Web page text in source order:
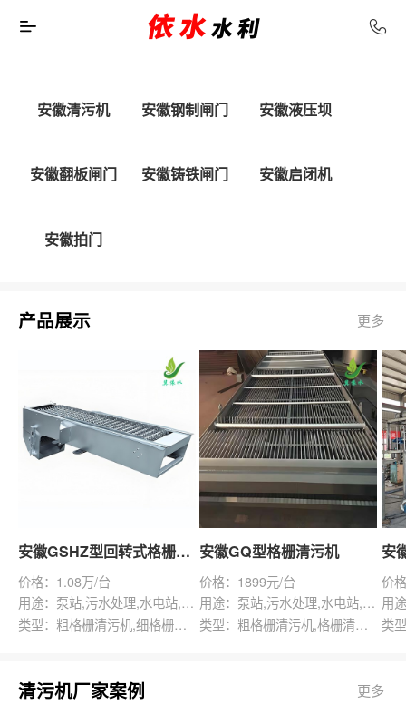
安徽清污机 安徽钢制闸门 安徽液压坝
安徽翻板闸门 安徽铸铁闸门 安徽启闭机
安徽拍门
产品展示 更多
安徽GSHZ型回转式格栅除污机
价格：1.08万/台
用途：泵站,污水处理,水电站,自来水厂,渠道,水产养殖,化工,纺织,给排水工程
类型：粗格栅清污机,细格栅清污机,格栅清污机,回转式清污机
安徽GQ型格栅清污机
价格：1899元/台
用途：泵站,污水处理,水电站,自来水厂,给排水工程
类型：粗格栅清污机,格栅清污机,回转式清污机
价
清污机厂家案例 更多